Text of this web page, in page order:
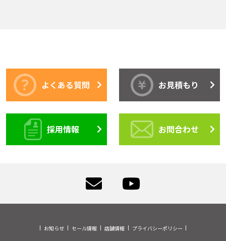
よくある質問 お見積もり
採用情報 お問合わせ
お知らせ セール情報 店舗情報 プライバシーポリシー